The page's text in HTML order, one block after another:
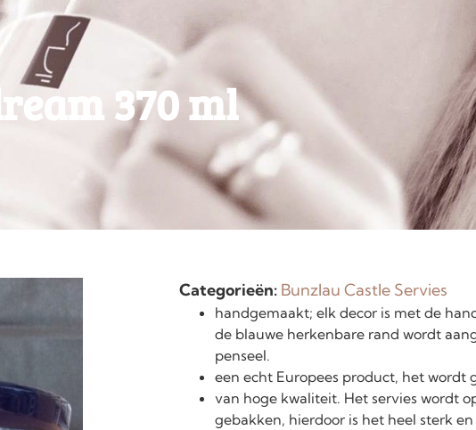
370 ml
Categorieën: Bunzlau Castle Servies
handgemaakt; elk decor is met de
de blauwe herkenbare rand wordt
penseel.
een echt Europees product, het wordt
van hoge kwaliteit. Het servies wordt
gebakken, hierdoor is het heel sterk